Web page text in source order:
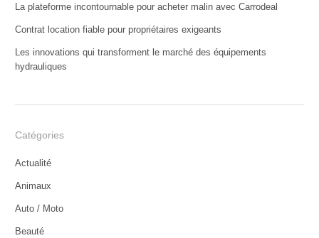
La plateforme incontournable pour acheter malin avec Carrodeal
Contrat location fiable pour propriétaires exigeants
Les innovations qui transforment le marché des équipements
hydrauliques
Catégories
Actualité
Animaux
Auto / Moto
Beauté